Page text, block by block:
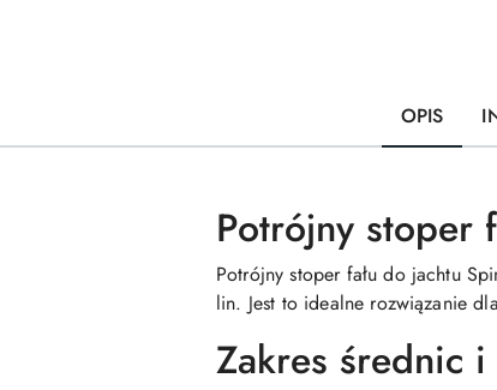
OPIS
Potrójny stoper
Potrójny stoper fału do jachtu
lin. Jest to idealne rozwiązanie
Zakres średnic i